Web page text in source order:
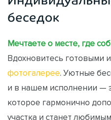
беседок
Мечтаете о месте, где
Вдохновитесь готовыми
фотогалерее. Уютные
и в нашем исполнении —
которое гармонично
участка и станет